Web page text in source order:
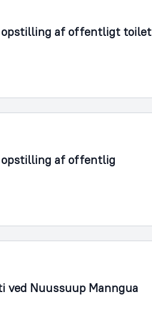
af offentligt toilet
af offentlig
Nuussuup Manngua